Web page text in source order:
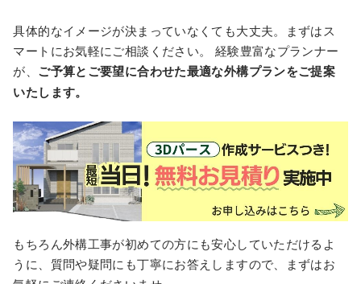
具体的なイメージが決まっていなくても⼤丈夫。まずはス
マートにお気軽にご相談ください。 経験豊富なプランナー
が、 ご予算とご要望に合わせた最適な外構プランをご提案
いたします。
もちろん外構工事が初めての方にも安心していただけるよ
うに、質問や疑問にも丁寧にお答えしますので、まずはお